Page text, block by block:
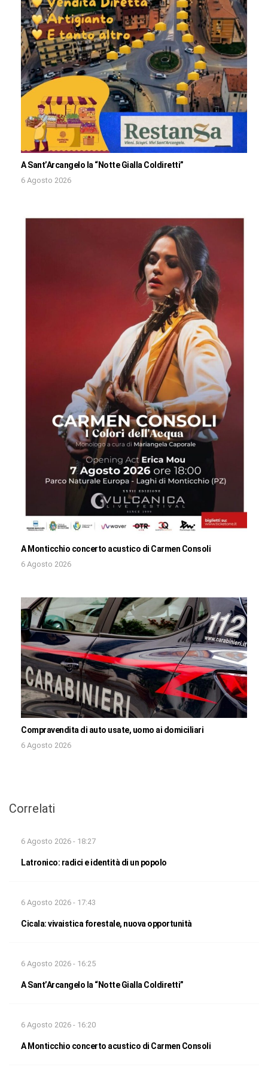
A Sant’Arcangelo la “Notte Gialla Coldiretti”
6 Agosto 2026
A Monticchio concerto acustico di Carmen Consoli
6 Agosto 2026
Compravendita di auto usate, uomo ai domiciliari
6 Agosto 2026
Correlati
6 Agosto 2026 - 18:27
Latronico: radici e identità di un popolo
6 Agosto 2026 - 17:43
Cicala: vivaistica forestale, nuova opportunità
6 Agosto 2026 - 16:25
A Sant’Arcangelo la “Notte Gialla Coldiretti”
6 Agosto 2026 - 16:20
A Monticchio concerto acustico di Carmen Consoli